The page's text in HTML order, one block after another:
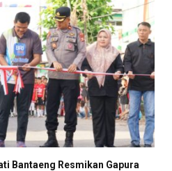
Bantaeng Resmikan Gapura